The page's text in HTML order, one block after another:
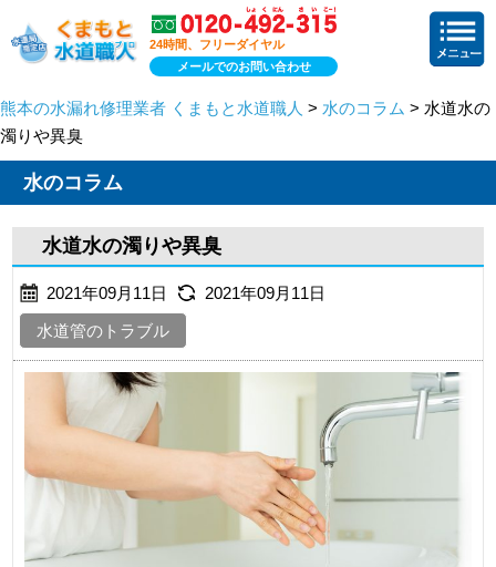
24時間、フリーダイヤル
メールでのお問い合わせ
熊本の水漏れ修理業者 くまもと水道職人 > 水のコラム > 水道水の
濁りや異臭
水のコラム
水道水の濁りや異臭
2021年09月11日
2021年09月11日
水道管のトラブル